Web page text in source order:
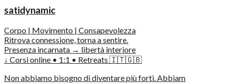
satidynamic
Corpo | Movimento | Consapevolezza
Ritrova connessione, torna a sentire.
Presenza incarnata → libertà interiore
↓ Corsi online • 1:1 • Retreats 🇮🇹🇬🇧
Non abbiamo bisogno di diventare più forti. Abbiam